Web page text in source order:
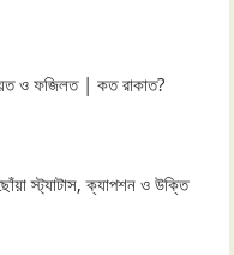
ও ফজিলত | কত রাকাত?
স্ট্যাটাস, ক্যাপশন ও উক্তি